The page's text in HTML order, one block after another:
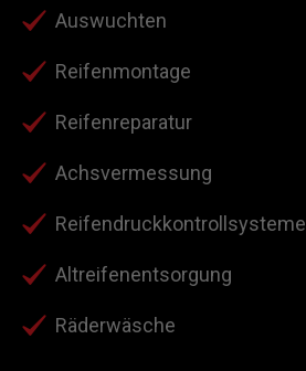
Auswuchten
Reifenmontage
Reifenreparatur
Achsvermessung
Reifendruckkontrollsysteme
Altreifenentsorgung
Räderwäsche